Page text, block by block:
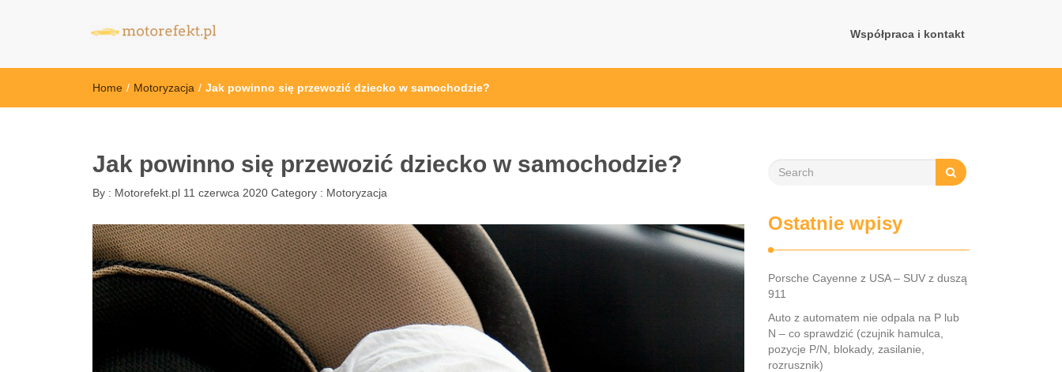
Współpraca i kontakt
Home / Motoryzacja / Jak powinno się przewozić dziecko w samochodzie?
Jak powinno się przewozić dziecko w samochodzie?
By : Motorefekt.pl 11 czerwca 2020 Category : Motoryzacja
Ostatnie wpisy
Porsche Cayenne z USA – SUV z duszą
911
Auto z automatem nie odpala na P lub
N – co sprawdzić (czujnik hamulca,
pozycje P/N, blokady, zasilanie,
rozrusznik)